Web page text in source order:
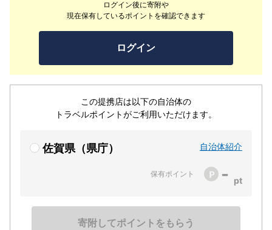
ログイン後に寄附や
現在保有しているポイントを確認できます
ログイン
この提携店は以下の自治体の
トラベルポイントがご利用いただけます。
佐賀県（県庁） 自治体紹介
保有ポイント -
寄附してポイントをもらう